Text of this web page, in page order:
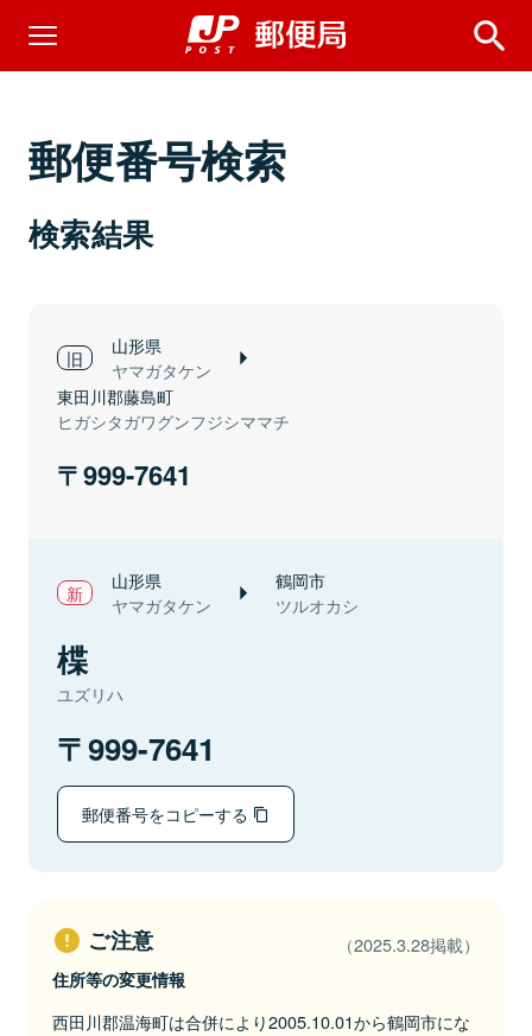
郵便番号検索
検索結果
山形県
ヤマガタケン
東田川郡藤島町
ヒガシタガワグンフジシママチ
999-7641
山形県
ヤマガタケン
鶴岡市
ツルオカシ
楪
ユズリハ
999-7641
郵便番号をコピーする
ご注意 （2025.3.28掲載）
住所等の変更情報
西田川郡温海町は合併により2005.10.01から鶴岡市にな